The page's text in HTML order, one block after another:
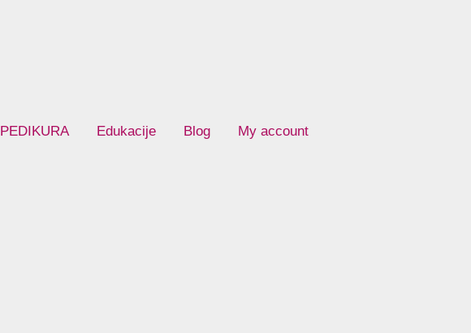
PEDIKURA Edukacije Blog My account